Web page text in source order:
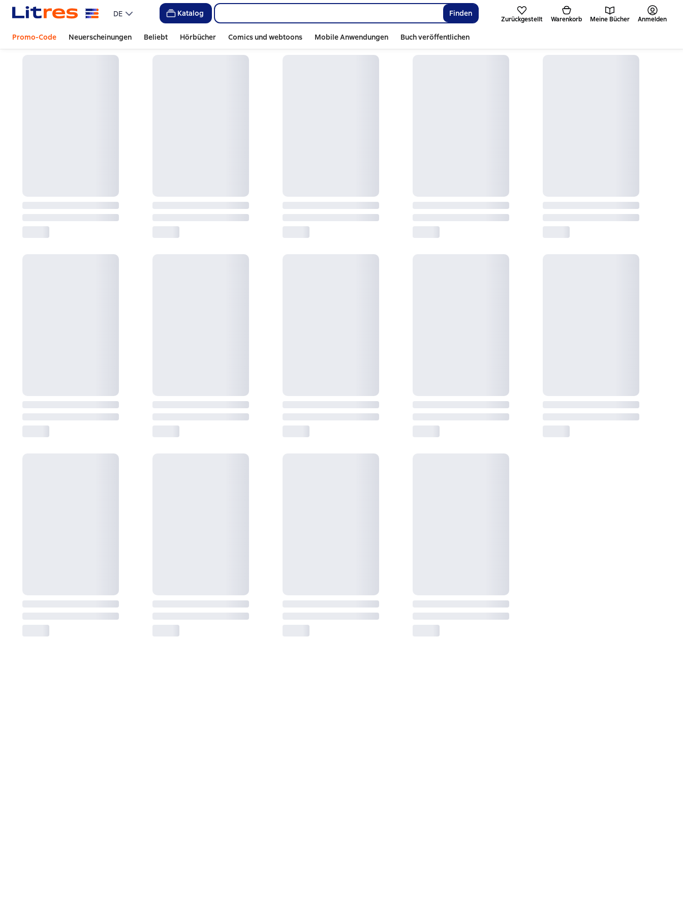
DE Katalog Finden
Zurückgestellt Warenkorb Meine Bücher Anmelden
Promo-Code Neuerscheinungen Beliebt Hörbücher Comics und webtoons Mobile Anwendungen Buch veröffentlichen